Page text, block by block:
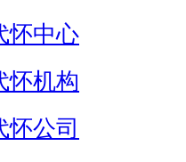
怀中心
怀机构
怀公司